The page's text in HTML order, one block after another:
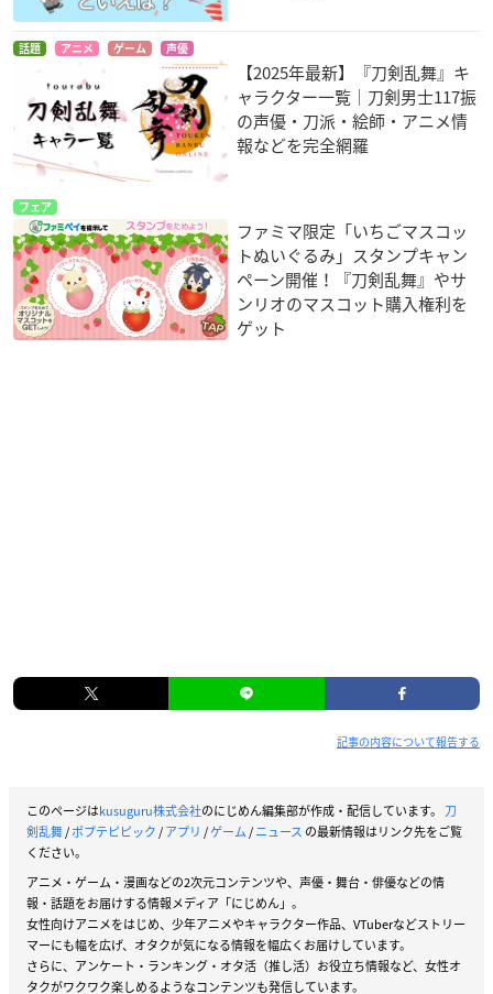
話題 アニメ ゲーム 声優
【2025年最新】『刀剣乱舞』キ
ャラクター一覧｜刀剣男士117振
の声優・刀派・絵師・アニメ情
報などを完全網羅
フェア
ファミマ限定「いちごマスコッ
トぬいぐるみ」スタンプキャン
ペーン開催！『刀剣乱舞』やサ
ンリオのマスコット購入権利を
ゲット
記事の内容について報告する
このページはkusuguru株式会社のにじめん編集部が作成・配信しています。 刀
剣乱舞/ポプテピピック/アプリ /ゲーム/ニュース の最新情報はリンク先をご覧
ください。
アニメ・ゲーム・漫画などの2次元コンテンツや、声優・舞台・俳優などの情
報・話題をお届けする情報メディア「にじめん」。
女性向けアニメをはじめ、少年アニメやキャラクター作品、VTuberなどストリー
マーにも幅を広げ、オタクが気になる情報を幅広くお届けしています。
さらに、アンケート・ランキング・オタ活（推し活）お役立ち情報など、女性オ
タクがワクワク楽しめるようなコンテンツも発信しています。